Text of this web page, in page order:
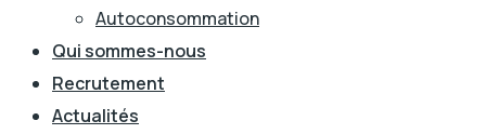
Autoconsommation
Qui sommes-nous
Recrutement
Actualités